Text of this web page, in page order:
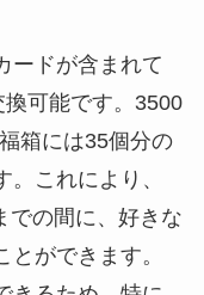
ードが含まれて
可能です。3500
箱には35個分の
これにより、
での間に、好きな
ができます。